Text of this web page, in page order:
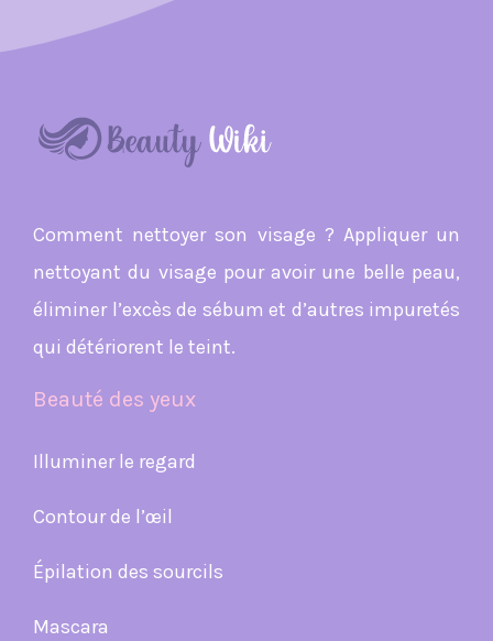
Comment nettoyer son visage ? Appliquer un
nettoyant du visage pour avoir une belle peau,
éliminer l’excès de sébum et d’autres impuretés
qui détériorent le teint.
Beauté des yeux
Illuminer le regard
Contour de l’œil
Épilation des sourcils
Mascara